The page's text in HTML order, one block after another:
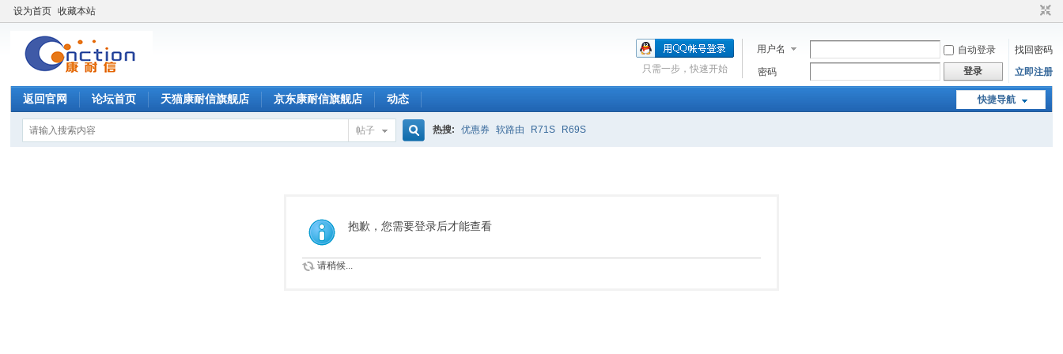
设为首页 收藏本站
用户名 自动登录
找回密码
密码
登录 立即注册
只需一步，快速开始
快捷导航
返回官网 论坛首页 天猫康耐信旗舰店 京东康耐信旗舰店 动态
帖子
索
热搜: 优惠券 软路由 R71S R69S
抱歉，您需要登录后才能查看
请稍候...